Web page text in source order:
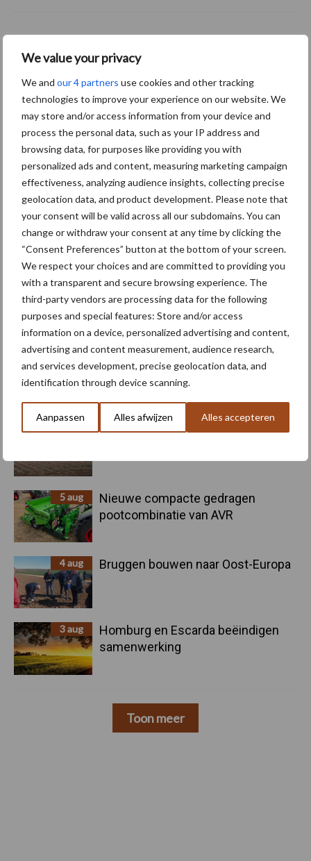
We value your privacy
We and our 4 partners use cookies and other tracking
technologies to improve your experience on our website. We
may store and/or access information from your device and
process the personal data, such as your IP address and
browsing data, for purposes like providing you with
personalized ads and content, measuring marketing campaign
effectiveness, analyzing audience insights, collecting precise
geolocation data, and product development. Please note that
your consent will be valid across all our subdomains. You can
change or withdraw your consent at any time by clicking the
“Consent Preferences” button at the bottom of your screen.
We respect your choices and are committed to providing you
with a transparent and secure browsing experience. The
third-party vendors are processing data for the following
purposes and special features: Store and/or access
information on a device, personalized advertising and content,
advertising and content measurement, audience research,
and services development, precise geolocation data, and
identification through device scanning.
Aanpassen Alles afwijzen Alles accepteren
Primaire
Sidebar
Recent nieuws Partner nieuws
6 aug
"Hoge verwachtingen van schijven
voor kouters"
5 aug
Oogst biologische aardappelen in
5 aug
Nieuwe compacte gedragen
pootcombinatie van AVR
4 aug Bruggen bouwen naar Oost-Europa
3 aug
Homburg en Escarda beëindigen
samenwerking
Toon meer
Themapagina's
Machines Duurzaamheid
Aardappelen
oogsten
Graan oogsten
Toon meer